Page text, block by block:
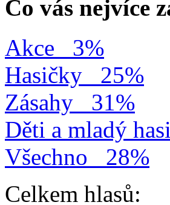
Co vás nejvíce
Akce
3%
Hasičky
25%
Zásahy
31%
Děti a mladý
Všechno
28%
Celkem hlasů: